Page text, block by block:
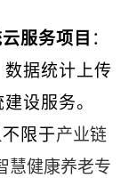
服务项目 ：
据统计上传
设服务。
限于产业链
慧健康养老专